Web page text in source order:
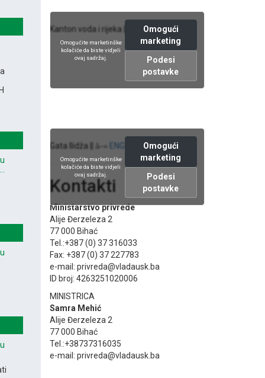
Omogućite marketinške
kolačiće da biste vidjeli
ovaj sadržaj.
Omogući
marketing
Podesi
postavke
Kanton voda i rijeka || ENG version
Omogućite marketinške
kolačiće da biste vidjeli
ovaj sadržaj.
Omogući
marketing
Podesi
postavke
Gata Ilidža || â–» ENG version
Kontakti
Ministarstvo privrede
Alije Đerzeleza 2
77 000 Bihać
Tel.:+387 (0) 37 316033
Fax: +387 (0) 37 227783
e-mail: privreda@vladausk.ba
ID broj: 4263251020006
MINISTRICA
Samra Mehić
Alije Đerzeleza 2
77 000 Bihać
Tel.:+38737316035
e-mail: privreda@vladausk.ba